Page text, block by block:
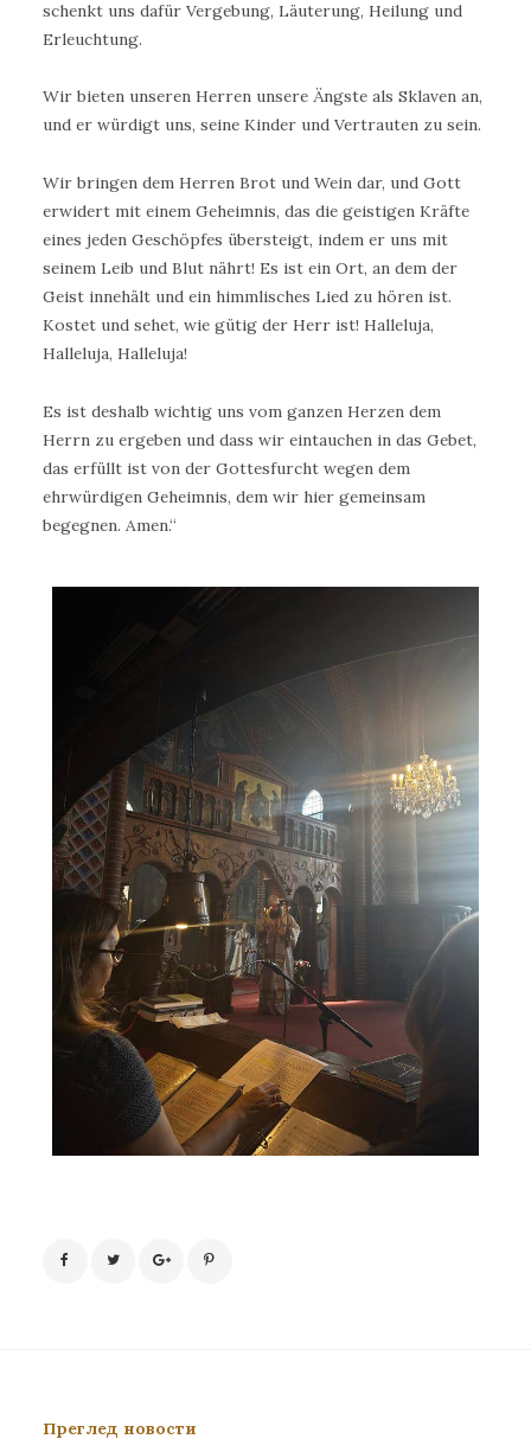
schenkt uns dafür Vergebung, Läuterung, Heilung und
Erleuchtung.
Wir bieten unseren Herren unsere Ängste als Sklaven an,
und er würdigt uns, seine Kinder und Vertrauten zu sein.
Wir bringen dem Herren Brot und Wein dar, und Gott
erwidert mit einem Geheimnis, das die geistigen Kräfte
eines jeden Geschöpfes übersteigt, indem er uns mit
seinem Leib und Blut nährt! Es ist ein Ort, an dem der
Geist innehält und ein himmlisches Lied zu hören ist.
Kostet und sehet, wie gütig der Herr ist! Halleluja,
Halleluja, Halleluja!
Es ist deshalb wichtig uns vom ganzen Herzen dem
Herrn zu ergeben und dass wir eintauchen in das Gebet,
das erfüllt ist von der Gottesfurcht wegen dem
ehrwürdigen Geheimnis, dem wir hier gemeinsam
begegnen. Amen.“
Преглед новости